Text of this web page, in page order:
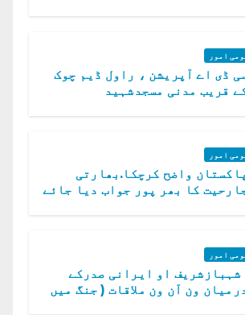
امور
ڈی اے آپریشن ، راول ڈیم چوک
قریب مدنی مسجدشہید
امور
پاکستان واضح کرچکا.بھارتی
کا بھر پور جواب دیا جائے
امور
شہبازشریف او ایرانی صدرکے
ون آن ون ملاقات ( جنگ میں